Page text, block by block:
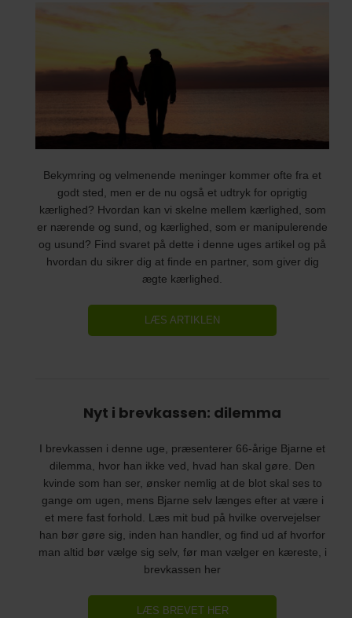
Bekymring og velmenende meninger kommer ofte fra et
godt sted, men er de nu også et udtryk for oprigtig
kærlighed? Hvordan kan vi skelne mellem kærlighed, som
er nærende og sund, og kærlighed, som er manipulerende
og usund? Find svaret på dette i denne uges artikel og på
hvordan du sikrer dig at finde en partner, som giver dig
ægte kærlighed.
LÆS ARTIKLEN
Nyt i brevkassen: dilemma
I brevkassen i denne uge, præsenterer 66-årige Bjarne et
dilemma, hvor han ikke ved, hvad han skal gøre. Den
kvinde som han ser, ønsker nemlig at de blot skal ses to
gange om ugen, mens Bjarne selv længes efter at være i
et mere fast forhold. Læs mit bud på hvilke overvejelser
han bør gøre sig, inden han handler, og find ud af hvorfor
man altid bør vælge sig selv, før man vælger en kæreste, i
brevkassen her
LÆS BREVET HER